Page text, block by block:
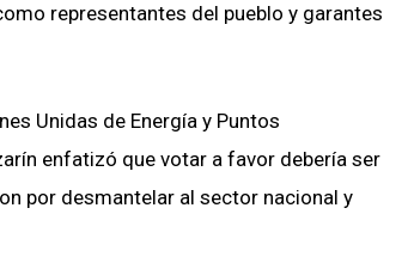
representantes del pueblo y garantes
Unidas de Energía y Puntos
enfatizó que votar a favor debería ser
por desmantelar al sector nacional y